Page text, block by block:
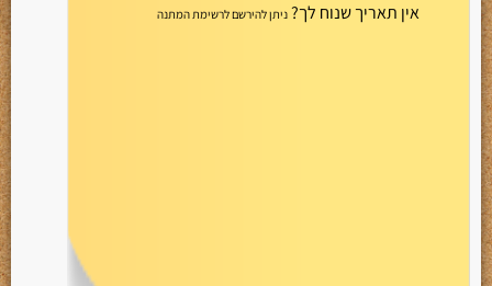
אין תאריך שנוח לך? ניתן להירשם לרשימת המתנה